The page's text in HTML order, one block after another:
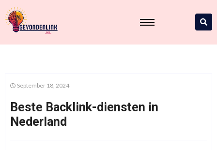
September 18, 2024
Beste Backlink-diensten in
Nederland